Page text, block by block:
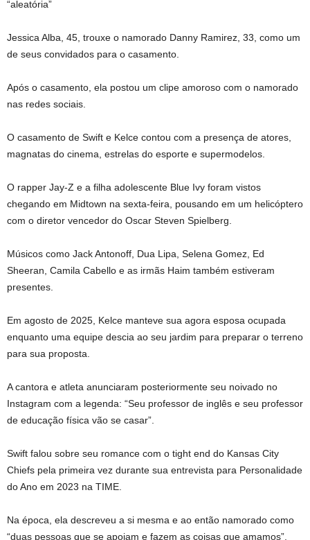
“aleatória”
Jessica Alba, 45, trouxe o namorado Danny Ramirez, 33, como um
de seus convidados para o casamento.
Após o casamento, ela postou um clipe amoroso com o namorado
nas redes sociais.
O casamento de Swift e Kelce contou com a presença de atores,
magnatas do cinema, estrelas do esporte e supermodelos.
O rapper Jay-Z e a filha adolescente Blue Ivy foram vistos
chegando em Midtown na sexta-feira, pousando em um helicóptero
com o diretor vencedor do Oscar Steven Spielberg.
Músicos como Jack Antonoff, Dua Lipa, Selena Gomez, Ed
Sheeran, Camila Cabello e as irmãs Haim também estiveram
presentes.
Em agosto de 2025, Kelce manteve sua agora esposa ocupada
enquanto uma equipe descia ao seu jardim para preparar o terreno
para sua proposta.
A cantora e atleta anunciaram posteriormente seu noivado no
Instagram com a legenda: “Seu professor de inglês e seu professor
de educação física vão se casar”.
Swift falou sobre seu romance com o tight end do Kansas City
Chiefs pela primeira vez durante sua entrevista para Personalidade
do Ano em 2023 na TIME.
Na época, ela descreveu a si mesma e ao então namorado como
“duas pessoas que se apoiam e fazem as coisas que amamos”.